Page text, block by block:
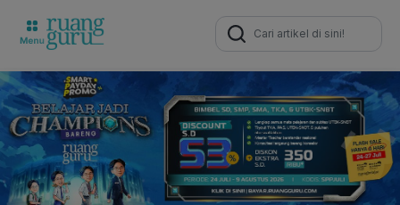
Search
for: